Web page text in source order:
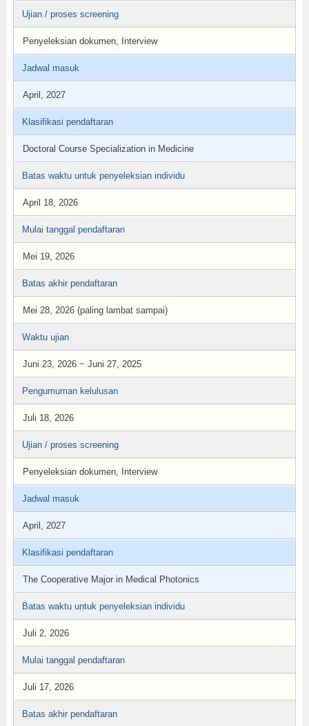
Ujian / proses screening
Penyeleksian dokumen, Interview
Jadwal masuk
April, 2027
Klasifikasi pendaftaran
Doctoral Course Specialization in Medicine
Batas waktu untuk penyeleksian individu
April 18, 2026
Mulai tanggal pendaftaran
Mei 19, 2026
Batas akhir pendaftaran
Mei 28, 2026 (paling lambat sampai)
Waktu ujian
Juni 23, 2026 ~ Juni 27, 2025
Pengumuman kelulusan
Juli 18, 2026
Ujian / proses screening
Penyeleksian dokumen, Interview
Jadwal masuk
April, 2027
Klasifikasi pendaftaran
The Cooperative Major in Medical Photonics
Batas waktu untuk penyeleksian individu
Juli 2, 2026
Mulai tanggal pendaftaran
Juli 17, 2026
Batas akhir pendaftaran